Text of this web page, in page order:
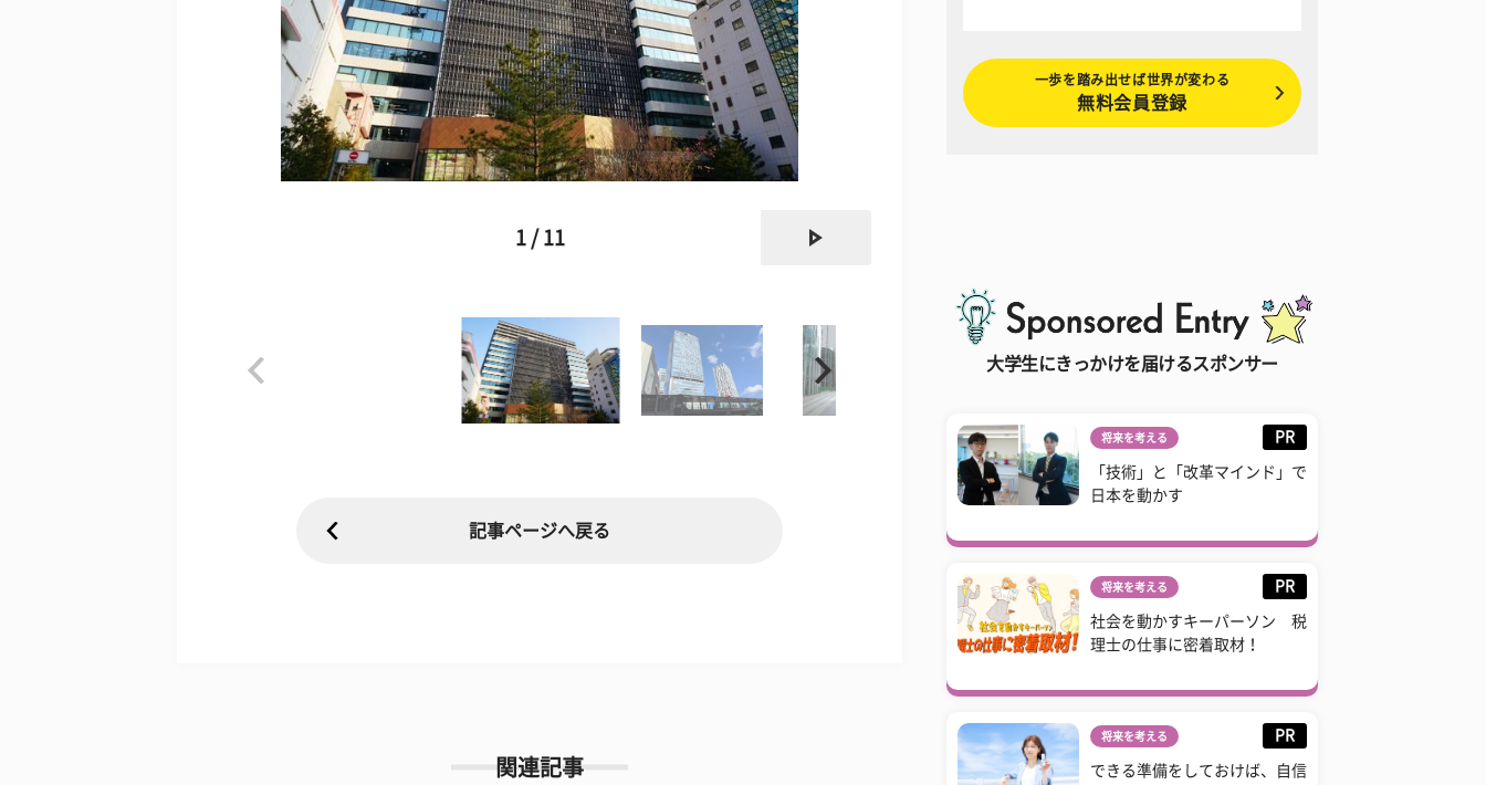
1 / 11
記事ページへ戻る
関連記事
一歩を踏み出せば世界が変わる
無料会員登録
大学生にきっかけを届けるスポンサー
将来を考える PR
「技術」と「改革マインド」で
日本を動かす
将来を考える PR
社会を動かすキーパーソン 税
理士の仕事に密着取材！
将来を考える PR
できる準備をしておけば、自信